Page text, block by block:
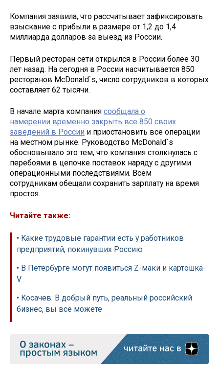
Компания заявила, что рассчитывает зафиксировать
взыскание с прибыли в размере от 1,2 до 1,4
миллиарда долларов за выезд из России.
Первый ресторан сети открылся в России более 30
лет назад. На сегодня в России насчитывается 850
ресторанов McDonald`s, число сотрудников в которых
составляет 62 тысячи.
В начале марта компания сообщала о
намерении временно закрыть все 850 своих
заведений в России и приостановить все операции
на местном рынке. Руководство McDonald`s
обосновывало это тем, что компания столкнулась с
перебоями в цепочке поставок наряду с другими
операционными последствиями. Всем
сотрудникам обещали сохранить зарплату на время
простоя.
Читайте также:
• Какие трудовые гарантии есть у работников
предприятий, покинувших Россию
• В Петербурге могут появиться Z-маки и картошка-
V
• Косачев: В добрый путь, реальный российский
бизнес, вы все можете